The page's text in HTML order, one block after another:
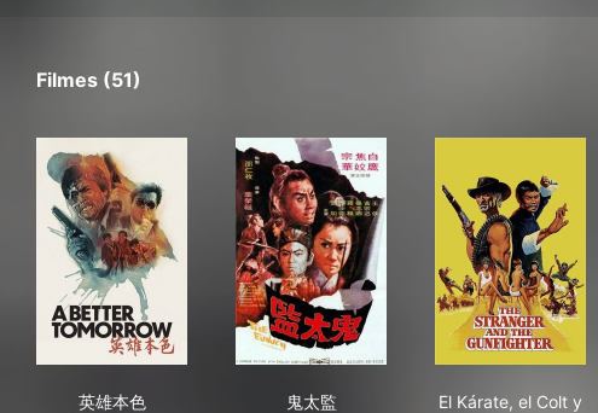
Filmes (51)
英雄本色
鬼太監
El Kárate, el Colt y